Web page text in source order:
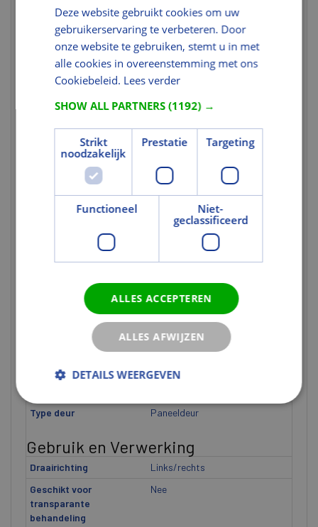
rechten voor dit gegeven.
Milieuprestaties
Milieucertificering
FSC
rechten voor dit gegeven.
Indicatie FSC Keurmerk
U heeft niet de juiste
rechten voor dit gegeven.
Normering en certificering
KOMO keur
Ja
FSC Mix 70%
Stabiliteitsklasse
1: 0-8 mm
Indicatie KOMO Keurmerk
U heeft niet de juiste
rechten voor dit gegeven.
Uitvoering
Kantvorm
Opdek
Type deur
Paneeldeur
Gebruik en Verwerking
Draairichting
Links/rechts
Geschikt voor
transparante
behandeling
Nee
Deze website gebruikt cookies om uw
gebruikerservaring te verbeteren. Door
onze website te gebruiken, stemt u in met
alle cookies in overeenstemming met ons
Cookiebeleid. Lees verder
SHOW ALL PARTNERS(1192) →
Strikt
noodzakelijk
Prestatie Targeting
Functioneel
Niet-
geclassificeerd
ALLES ACCEPTEREN
ALLES AFWIJZEN
DETAILS WEERGEVEN